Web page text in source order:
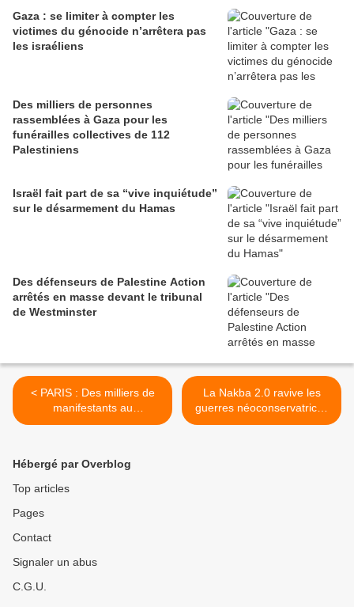
Gaza : se limiter à compter les
victimes du génocide n’arrêtera pas
les israéliens
Des milliers de personnes
rassemblées à Gaza pour les
funérailles collectives de 112
Palestiniens
Israël fait part de sa “vive inquiétude”
sur le désarmement du Hamas
Des défenseurs de Palestine Action
arrêtés en masse devant le tribunal
de Westminster
< PARIS : Des milliers de
manifestants au
rassemblement (interdit) en
La Nakba 2.0 ravive les
guerres néoconservatrices
>
Hébergé par Overblog
Top articles
Pages
Contact
Signaler un abus
C.G.U.